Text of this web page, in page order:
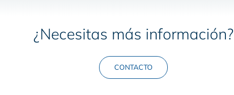
¿Necesitas más información?
CONTACTO